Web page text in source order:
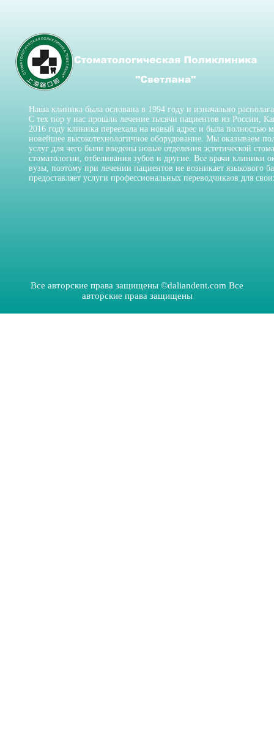
Наша клиника была основана в 1994 году и изначально
С тех пор у нас прошли лечение тысячи пациентов из России,
2016 году клиника переехала на новый адрес и была полностью
новейшее высокотехнологичное оборудование. Мы оказываем
услуг для чего были введены новые отделения эстетической
стоматологии, отбеливания зубов и другие. Все врачи клиники
вузы, поэтому при лечении пациентов не возникает языкового
предоставляет услуги профессиональных переводчикаов для
Все авторские права защищены ©daliandent.com Все
авторские права защищены